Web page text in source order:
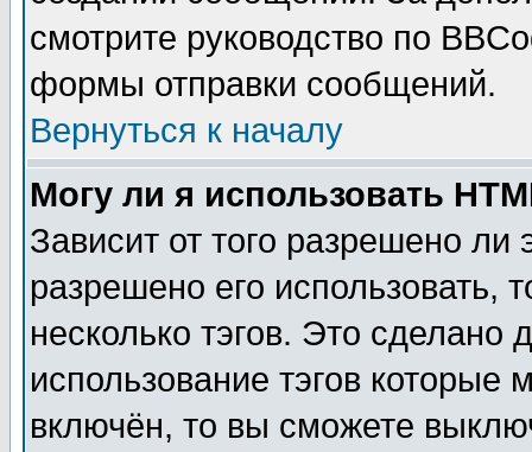
смотрите руководство по
формы отправки сообщений.
Вернуться к началу
Могу ли я использовать
Зависит от того разрешено
разрешено его использовать,
несколько тэгов. Это сделано
использование тэгов
включён, то вы сможете